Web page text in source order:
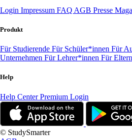
Login Impressum FAQ AGB Presse
Produkt
Für Studierende Für Schüler*innen Für
Unternehmen Für Lehrer*innen Für Eltern
Help
Help CenterPremium Login
© StudySmarter